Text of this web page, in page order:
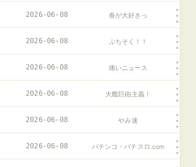
2026-06-08 春が大好きっ
2026-06-08 ぷちそく！！
2026-06-08 痛いニュース
2026-06-08 大艦巨砲主義！
2026-06-08 やみ速
2026-06-08 パチンコ・パチスロ.com